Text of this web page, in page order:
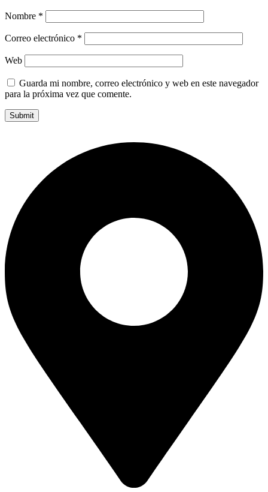
Nombre *
Correo electrónico *
Web
Guarda mi nombre, correo electrónico y web en este navegador
para la próxima vez que comente.